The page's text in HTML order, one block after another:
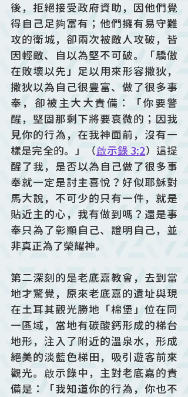
後，拒絕接受政府資助，因他們覺
得自己足夠富有；他們擁有易守難
攻的衛城，卻兩次被敵人攻破，皆
因輕敵、自以為堅不可破。「驕傲
在敗壞以先」足以用來形容撒狄，
撒狄以為自己很豐富、做了很多事
奉，卻被主大大責備：「你要警
醒，堅固那剩下將要衰微的；因我
見你的行為，在我神面前，沒有一
樣是完全的。」（啟示錄 3:2）這提
醒了我，是否以為自己做了很多事
奉就一定是討主喜悅？好似耶穌對
馬大說，不可少的只有一件，就是
貼近主的心，我有做到嗎？還是事
奉只為了彰顯自己、證明自己，並
非真正為了榮耀神。
第二深刻的是老底嘉教會，去到當
地才驚覺，原來老底嘉的遺址與現
在土耳其觀光勝地「棉堡」位在同
一區域，當地有碳酸鈣形成的梯台
地形，注入了附近的溫泉水，形成
絕美的淡藍色梯田，吸引遊客前來
觀光。啟示錄中，主對老底嘉的責
備是：「我知道你的行為，你也不